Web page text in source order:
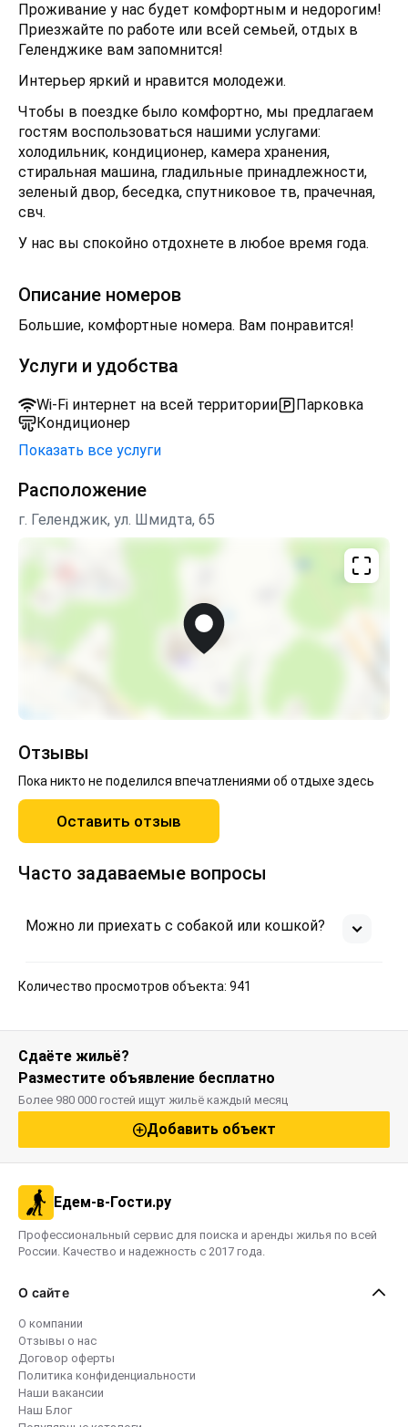
Проживание у нас будет комфортным и недорогим!
Приезжайте по работе или всей семьей, отдых в
Геленджике вам запомнится!
Интерьер яркий и нравится молодежи.
Чтобы в поездке было комфортно, мы предлагаем
гостям воспользоваться нашими услугами:
холодильник, кондиционер, камера хранения,
стиральная машина, гладильные принадлежности,
зеленый двор, беседка, спутниковое тв, прачечная,
свч.
У нас вы спокойно отдохнете в любое время года.
Описание номеров
Большие, комфортные номера. Вам понравится!
Услуги и удобства
Wi-Fi интернет на всей территории
Парковка
Кондиционер
Показать все услуги
Расположение
г. Геленджик, ул. Шмидта, 65
Отзывы
Пока никто не поделился впечатлениями об отдыхе здесь
Оставить отзыв
Часто задаваемые вопросы
Можно ли приехать с собакой или кошкой?
Количество просмотров объекта: 941
Сдаёте жильё?
Разместите объявление бесплатно
Более 980 000 гостей ищут жильё каждый месяц
Добавить объект
Едем-в-Гости.ру
Профессиональный сервис для поиска и аренды жилья по всей
России. Качество и надежность с 2017 года.
О сайте
О компании
Отзывы о нас
Договор оферты
Политика конфиденциальности
Наши вакансии
Наш Блог